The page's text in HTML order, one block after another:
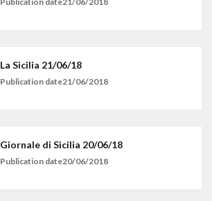
La Sicilia 21/06/18
Publication date21/06/2018
Giornale di Sicilia 20/06/18
Publication date20/06/2018